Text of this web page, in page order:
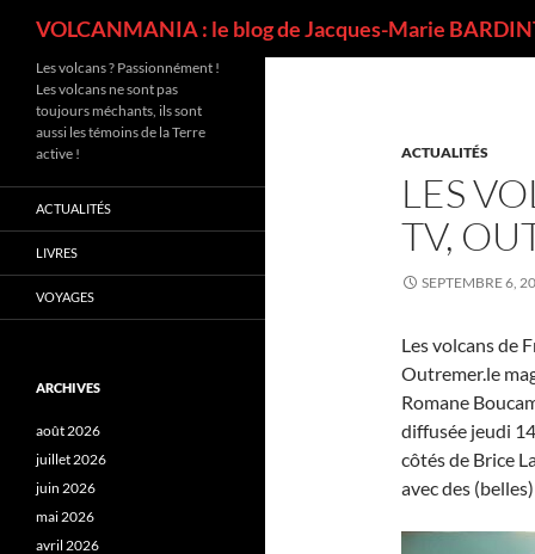
VOLCANMANIA : le blog de Jacques-Marie
ACTUALITÉS
LES
TV,
SEPTEMBRE 6,
Les volcans de
Outremer.le
Romane
diffusée jeudi
côtés de Brice
avec des
Les volcans ? Passionnément !
Les volcans ne sont pas
toujours méchants, ils sont
aussi les témoins de la Terre
active !
ACTUALITÉS
LIVRES
VOYAGES
ARCHIVES
août 2026
juillet 2026
juin 2026
mai 2026
avril 2026